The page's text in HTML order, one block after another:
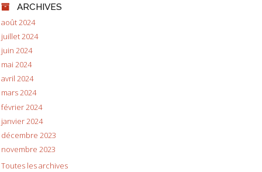
ARCHIVES
août 2024
juillet 2024
juin 2024
mai 2024
avril 2024
mars 2024
février 2024
janvier 2024
décembre 2023
novembre 2023
Toutes les archives